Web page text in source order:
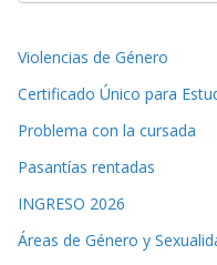
Violencias de Género
Certificado Único para
Problema con la cursada
Pasantías rentadas
INGRESO 2026
Áreas de Género y